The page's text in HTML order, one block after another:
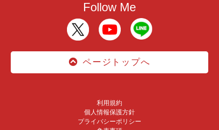
Follow Me
ページトップへ
利用規約
個人情報保護方針
プライバシーポリシー